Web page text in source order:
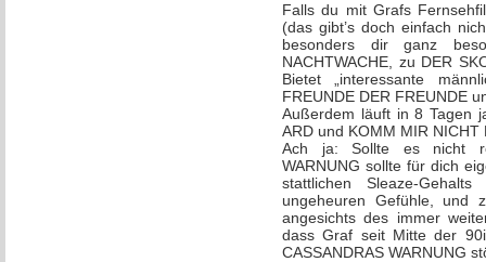
Falls du mit Grafs
(das gibt’s doch einfach
besonders dir ganz
NACHTWACHE, zu DER
Bietet „interessante
FREUNDE DER FREUNDE
Außerdem läuft in 8 Tagen
ARD und KOMM MIR
Ach ja: Sollte es nicht
WARNUNG sollte für dich
stattlichen Sleaze-
ungeheuren Gefühle, und
angesichts des immer
dass Graf seit Mitte der
CASSANDRAS WARNUNG